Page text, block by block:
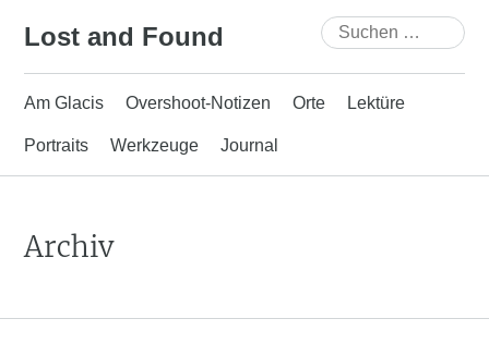
Lost and Found
Suchen
nach:
Am Glacis Overshoot-Notizen Orte Lektüre
Portraits Werkzeuge Journal
Archiv